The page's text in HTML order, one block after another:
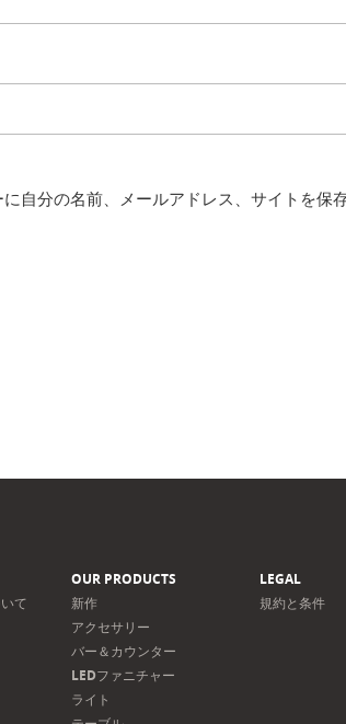
自分の名前、メールアドレス、サイトを保存
て
OUR PRODUCTS
新作
アクセサリー
バー＆カウンター
LEDファニチャー
ライト
LEGAL
規約と条件